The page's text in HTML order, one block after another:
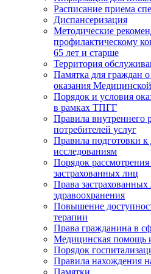
Расписание приема
Диспансеризация
Методические
профилактическому
65 лет и старше
Территория
Памятка для граждан
оказания
Порядок и условия
в рамках ТПГГ
Правила внутреннего
потребителей услуг
Правила подготовки к
исследованиям
Порядок
застрахованных лиц
Права
здравоохранения
Повышение
терапии
Права гражданина в
Медицинская помощь
Порядок
Правила нахождения
Памятки